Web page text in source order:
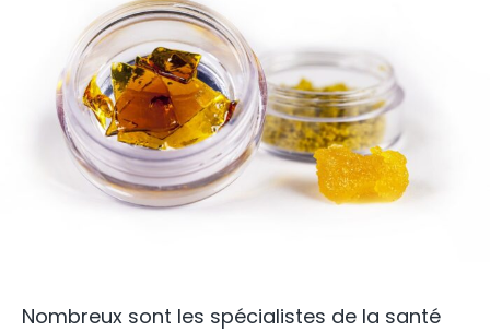
Nombreux sont les spécialistes de la santé